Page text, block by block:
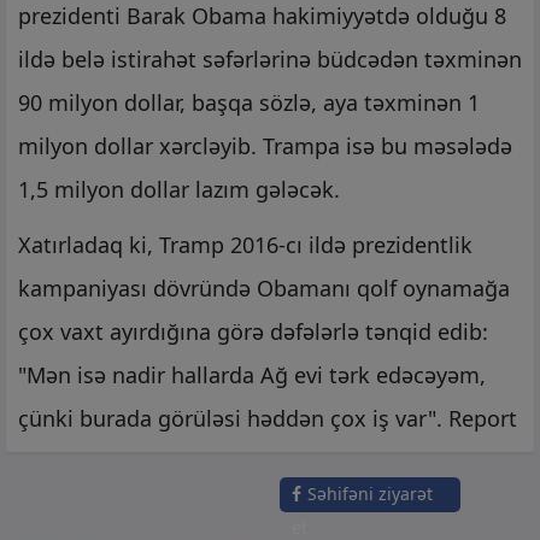
prezidenti Barak Obama hakimiyyətdə olduğu 8
ildə belə istirahət səfərlərinə büdcədən təxminən
90 milyon dollar, başqa sözlə, aya təxminən 1
milyon dollar xərcləyib. Trampa isə bu məsələdə
1,5 milyon dollar lazım gələcək.
Xatırladaq ki, Tramp 2016-cı ildə prezidentlik
kampaniyası dövründə Obamanı qolf oynamağa
çox vaxt ayırdığına görə dəfələrlə tənqid edib:
"Mən isə nadir hallarda Ağ evi tərk edəcəyəm,
çünki burada görüləsi həddən çox iş var". Report
Səhifəni ziyarət